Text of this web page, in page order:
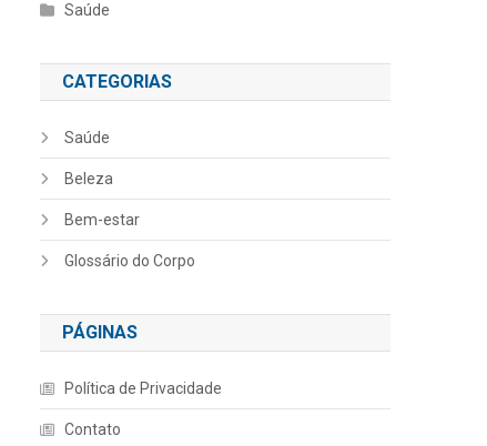
Saúde
CATEGORIAS
Saúde
Beleza
Bem-estar
Glossário do Corpo
PÁGINAS
Política de Privacidade
Contato